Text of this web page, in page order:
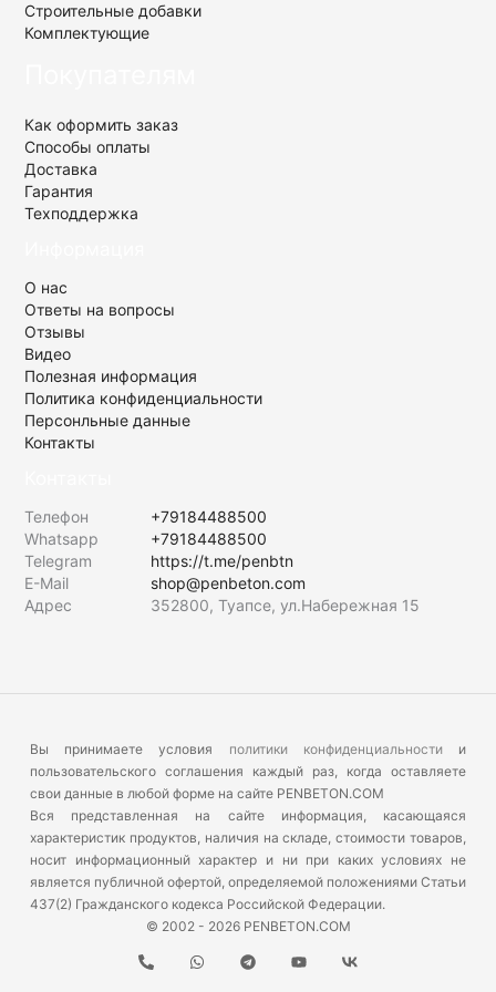
Строительные добавки
Комплектующие
Как оформить заказ
Способы оплаты
Доставка
Гарантия
Техподдержка
О нас
Ответы на вопросы
Отзывы
Видео
Полезная информация
Политика конфиденциальности
Персонльные данные
Контакты
Телефон
+79184488500
Whatsapp
+79184488500
Telegram
https://t.me/penbtn
E-Mail
shop@penbeton.com
Адрес
352800, Туапсе, ул.Набережная 15
Вы принимаете условия политики конфиденциальностии
пользовательского соглашения каждый раз, когда оставляете
свои данные в любой форме на сайте PENBETON.COM
Вся представленная на сайте информация, касающаяся
характеристик продуктов, наличия на складе, стоимости товаров,
носит информационный характер и ни при каких условиях не
является публичной офертой, определяемой положениями Статьи
437(2) Гражданского кодекса Российской Федерации.
© 2002 - 2026 PENBETON.COM